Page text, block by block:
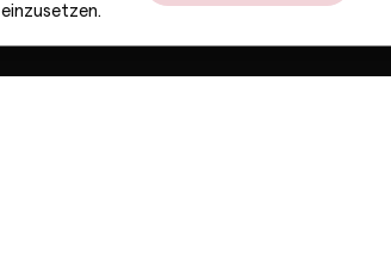
einzusetzen.